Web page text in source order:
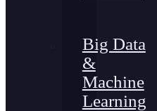
Big Data
&
Machine
Learning